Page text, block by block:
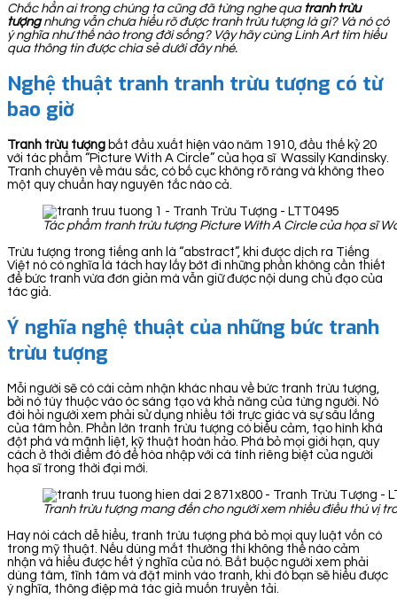
Chắc hẳn ai trong chúng ta cũng đã từng nghe qua tranh trừu
tượngnhưng vẫn chưa hiểu rõ được tranh trừu tượng là gì? Và nó có
ý nghĩa như thế nào trong đời sống? Vậy hãy cùng Linh Art tìm hiểu
qua thông tin được chia sẻ dưới đây nhé.
Nghệ thuật tranh tranh trừu tượng có từ
bao giờ
Tranh trừu tượng bắt đầu xuất hiện vào năm 1910, đầu thế kỷ 20
với tác phẩm “Picture With A Circle” của họa sĩ Wassily Kandinsky.
Tranh chuyên về màu sắc, có bố cục không rõ ràng và không theo
một quy chuẩn hay nguyên tắc nào cả.
Tác phẩm tranh trừu tượng Picture With A Circle của họa sĩ
Trừu tượng trong tiếng anh là “abstract”, khi được dịch ra Tiếng
Việt nó có nghĩa là tách hay lấy bớt đi những phần không cần thiết
để bức tranh vừa đơn giản mà vẫn giữ được nội dung chủ đạo của
tác giả.
Ý nghĩa nghệ thuật của những bức tranh
trừu tượng
Mỗi người sẽ có cái cảm nhận khác nhau về bức tranh trừu tượng,
bởi nó tùy thuộc vào óc sáng tạo và khả năng của từng người. Nó
đòi hỏi người xem phải sử dụng nhiều tới trực giác và sự sâu lắng
của tâm hồn. Phần lớn tranh trừu tượng có biểu cảm, tạo hình khá
đột phá và mãnh liệt, kỹ thuật hoàn hảo. Phá bỏ mọi giới hạn, quy
cách ở thời điểm đó để hòa nhập với cá tính riêng biệt của người
họa sĩ trong thời đại mới.
Tranh trừu tượng mang đến cho người xem nhiều điều thú vị
Hay nói cách dễ hiểu, tranh trừu tượng phá bỏ mọi quy luật vốn có
trong mỹ thuật. Nếu dùng mắt thường thì không thể nào cảm
nhận và hiểu được hết ý nghĩa của nó. Bắt buộc người xem phải
dùng tâm, tĩnh tâm và đặt mình vào tranh, khi đó bạn sẽ hiểu được
ý nghĩa, thông điệp mà tác giả muốn truyền tải.